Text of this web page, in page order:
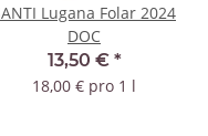
Lugana Folar 2024
DOC
13,50 € *
18,00 € pro 1 l